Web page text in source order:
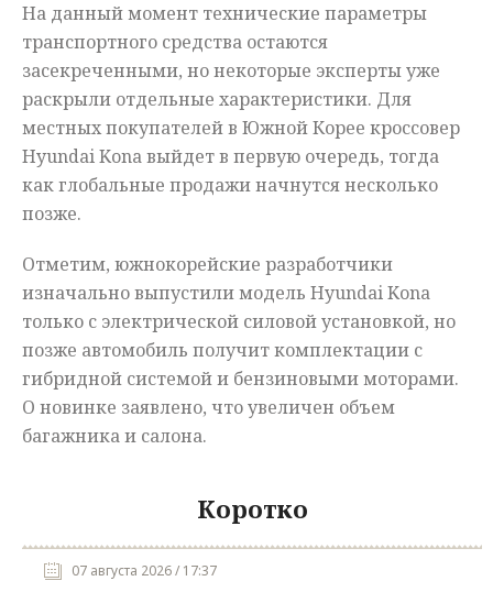
На данный момент технические параметры
транспортного средства остаются
засекреченными, но некоторые эксперты уже
раскрыли отдельные характеристики. Для
местных покупателей в Южной Корее кроссовер
Hyundai Kona выйдет в первую очередь, тогда
как глобальные продажи начнутся несколько
позже.
Отметим, южнокорейские разработчики
изначально выпустили модель Hyundai Kona
только с электрической силовой установкой, но
позже автомобиль получит комплектации с
гибридной системой и бензиновыми моторами.
О новинке заявлено, что увеличен объем
багажника и салона.
Коротко
07 августа 2026 / 17:37